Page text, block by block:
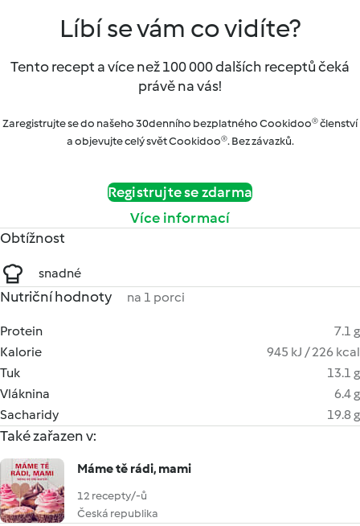
Líbí se vám co vidíte?
Tento recept a více než 100 000 dalších receptů čeká
právě na vás!
Zaregistrujte se do našeho 30denního bezplatného Cookidoo® členství
a objevujte celý svět Cookidoo®. Bez závazků.
Registrujte se zdarma
Více informací
Obtížnost
snadné
Nutriční hodnoty na 1 porci
Protein
7.1 g
Kalorie
945 kJ / 226 kcal
Tuk
13.1 g
Vláknina
6.4 g
Sacharidy
19.8 g
Také zařazen v:
Máme tě rádi, mami
12 recepty/-ů
Česká republika